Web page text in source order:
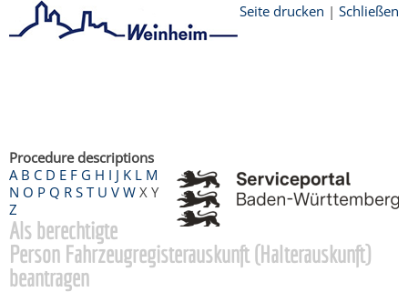
Seite drucken | Schließen
Procedure descriptions
A B C D E F G H I J K L M
N O P Q R S T U V W X Y
Z
Als berechtigte
Person Fahrzeugregisterauskunft (Halterauskunft)
beantragen